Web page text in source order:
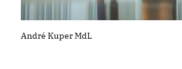
André Kuper MdL